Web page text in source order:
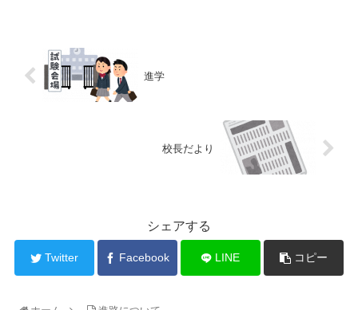
進学
校長だより
シェアする
Twitter Facebook LINE コピー